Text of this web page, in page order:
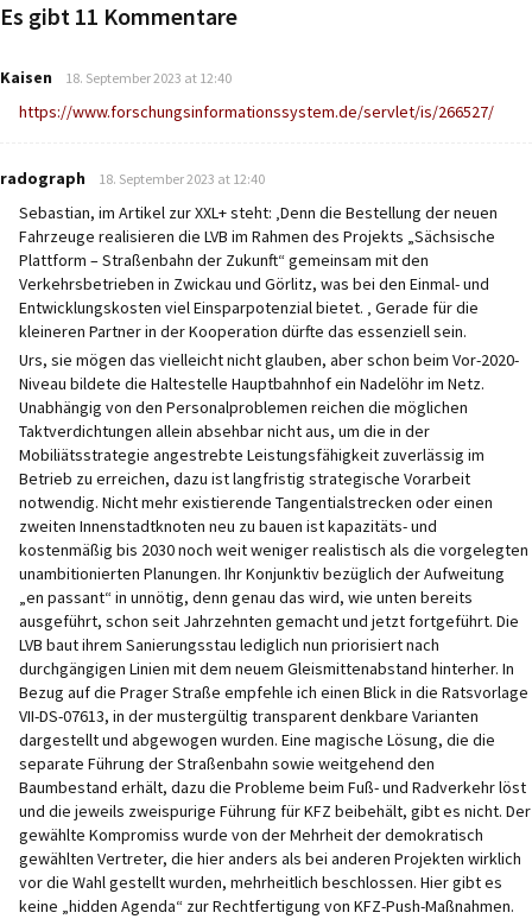
Es gibt 11 Kommentare
Kaisen says:
18. September 2023 at 12:40
https://www.forschungsinformationssystem.de/servlet/is/266527/
radograph says:
18. September 2023 at 12:40
Sebastian, im Artikel zur XXL+ steht: ‚Denn die Bestellung der neuen
Fahrzeuge realisieren die LVB im Rahmen des Projekts „Sächsische
Plattform – Straßenbahn der Zukunft“ gemeinsam mit den
Verkehrsbetrieben in Zwickau und Görlitz, was bei den Einmal- und
Entwicklungskosten viel Einsparpotenzial bietet. ‚ Gerade für die
kleineren Partner in der Kooperation dürfte das essenziell sein.
Urs, sie mögen das vielleicht nicht glauben, aber schon beim Vor-2020-
Niveau bildete die Haltestelle Hauptbahnhof ein Nadelöhr im Netz.
Unabhängig von den Personalproblemen reichen die möglichen
Taktverdichtungen allein absehbar nicht aus, um die in der
Mobiliätsstrategie angestrebte Leistungsfähigkeit zuverlässig im
Betrieb zu erreichen, dazu ist langfristig strategische Vorarbeit
notwendig. Nicht mehr existierende Tangentialstrecken oder einen
zweiten Innenstadtknoten neu zu bauen ist kapazitäts- und
kostenmäßig bis 2030 noch weit weniger realistisch als die vorgelegten
unambitionierten Planungen. Ihr Konjunktiv bezüglich der Aufweitung
„en passant“ in unnötig, denn genau das wird, wie unten bereits
ausgeführt, schon seit Jahrzehnten gemacht und jetzt fortgeführt. Die
LVB baut ihrem Sanierungsstau lediglich nun priorisiert nach
durchgängigen Linien mit dem neuem Gleismittenabstand hinterher. In
Bezug auf die Prager Straße empfehle ich einen Blick in die Ratsvorlage
VII-DS-07613, in der mustergültig transparent denkbare Varianten
dargestellt und abgewogen wurden. Eine magische Lösung, die die
separate Führung der Straßenbahn sowie weitgehend den
Baumbestand erhält, dazu die Probleme beim Fuß- und Radverkehr löst
und die jeweils zweispurige Führung für KFZ beibehält, gibt es nicht. Der
gewählte Kompromiss wurde von der Mehrheit der demokratisch
gewählten Vertreter, die hier anders als bei anderen Projekten wirklich
vor die Wahl gestellt wurden, mehrheitlich beschlossen. Hier gibt es
keine „hidden Agenda“ zur Rechtfertigung von KFZ-Push-Maßnahmen.